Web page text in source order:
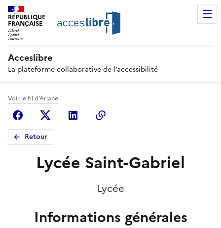
RÉPUBLIQUE
FRANÇAISE
Acceslibre
La plateforme collaborative de l’accessibilité
Voir le fil d'Ariane
FacebookX (anciennement Twitter)
Linkedin
Retour
Lycée Saint-Gabriel
Lycée
Informations générales